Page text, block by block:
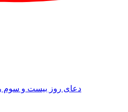
دعای روز بیست و سوم